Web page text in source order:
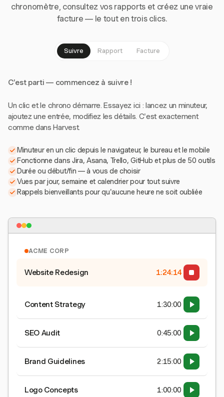
chronomètre, consultez vos rapports et créez une vraie
facture — le tout en trois clics.
Suivre Rapport Facture
C'est parti — commencez à suivre !
Un clic et le chrono démarre. Essayez ici : lancez un minuteur,
ajoutez une entrée, modifiez les détails. C'est exactement
comme dans Harvest.
Minuteur en un clic depuis le navigateur, le bureau et le mobile
Fonctionne dans Jira, Asana, Trello, GitHub et plus de 50 outils
Durée ou début/fin — à vous de choisir
Vues par jour, semaine et calendrier pour tout suivre
Rappels bienveillants pour qu'aucune heure ne soit oubliée
ACME CORP
Website Redesign 1:24:15
Content Strategy 1:30:00
SEO Audit 0:45:00
Brand Guidelines 2:15:00
Logo Concepts 1:00:00